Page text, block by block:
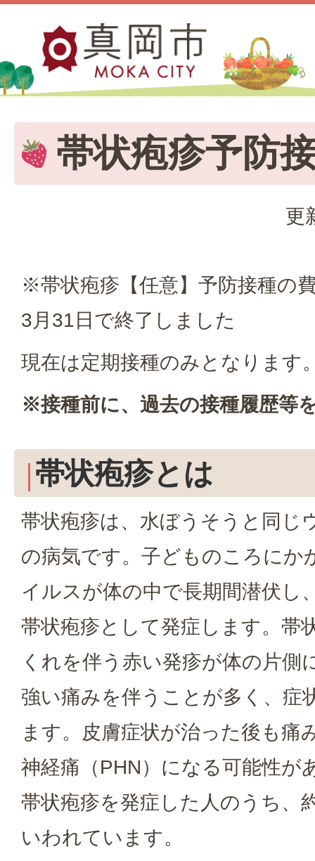
帯状疱疹予防
更
※帯状疱疹【任意】予防接種の
3月31日で終了しました
現在は定期接種のみとなります
※接種前に、過去の接種履歴等
帯状疱疹とは
帯状疱疹は、水ぼうそうと同じ
の病気です。子どものころにか
イルスが体の中で長期間潜伏し
帯状疱疹として発症します。帯
くれを伴う赤い発疹が体の片側
強い痛みを伴うことが多く、症
ます。皮膚症状が治った後も痛
神経痛（PHN）になる可能性が
帯状疱疹を発症した人のうち、
いわれています。